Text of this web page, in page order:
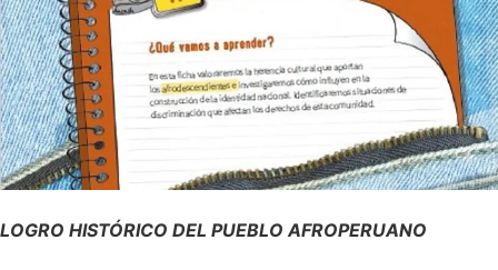
LOGRO HISTÓRICO DEL PUEBLO AFROPERUANO